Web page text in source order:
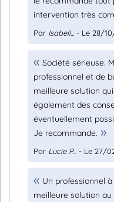
intervention très
Par Isabell... - Le 28/
Société sérieuse.
professionnel et de
meilleure solution
également des
éventuellement
Je recommande.
Par Lucie P... - Le 27/
Un professionnel
meilleure solution